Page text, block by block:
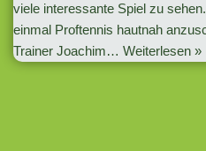
viele interessante Spiel zu
einmal Proftennis hautnah
Trainer Joachim… Weiterlesen »